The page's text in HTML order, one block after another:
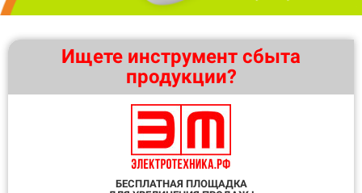
Ищете инструмент сбыта
продукции?
БЕСПЛАТНАЯ ПЛОЩАДКА